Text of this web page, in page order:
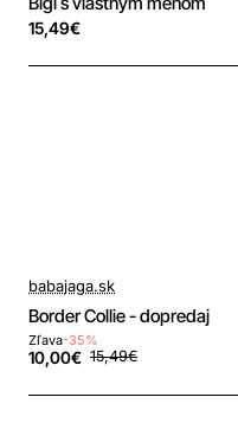
15,49€
babajaga.sk
Border Collie - dopredaj
Zľava-35%
10,00€ 15,49€